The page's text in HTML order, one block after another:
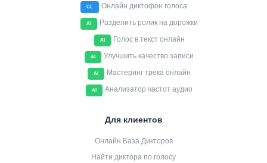
CL Онлайн диктофон голоса
AI Разделить ролик на дорожки
AI Голос в текст онлайн
AI Улучшить качество записи
AI Мастеринг трека онлайн
AI Анализатор частот аудио
Для клиентов
Онлайн База Дикторов
Найти диктора по голосу